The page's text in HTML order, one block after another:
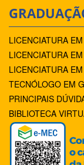
LICENCIATURA
LICENCIATURA
LICENCIATURA
TECNÓLOGO EM
PRINCIPAIS
BIBLIOTECA